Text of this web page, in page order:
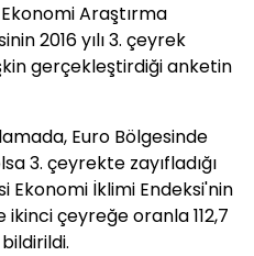
Araştırma
2016 yılı 3. çeyrek
gerçekleştirdiği anketin
Euro Bölgesinde
3. çeyrekte zayıfladığı
Ekonomi İklimi Endeksi'nin
ikinci çeyreğe oranla 112,7